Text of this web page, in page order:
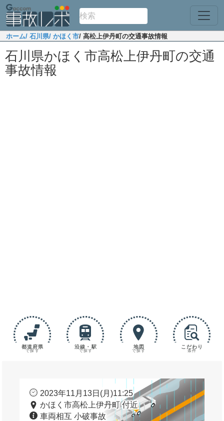
ホーム/ 石川県/ かほく市/ 高松上伊丹町の交通事故情報
石川県かほく市高松上伊丹町の交通
事故情報
都道府県
で探す
沿線・駅
で探す
地図
で探す
こだわり
条件
2023年11月13日(月)11:25
かほく市高松上伊丹町 付近
車両相互 小破事故